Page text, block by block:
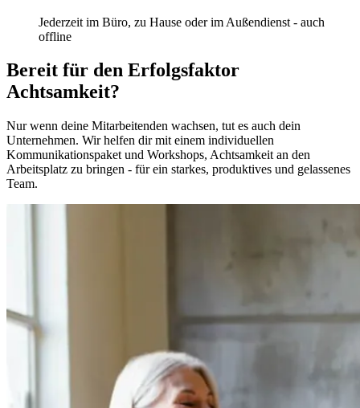
Jederzeit im Büro, zu Hause oder im Außendienst - auch
offline
Bereit für den Erfolgsfaktor
Achtsamkeit?
Nur wenn deine Mitarbeitenden wachsen, tut es auch dein
Unternehmen. Wir helfen dir mit einem individuellen
Kommunikationspaket und Workshops, Achtsamkeit an den
Arbeitsplatz zu bringen - für ein starkes, produktives und gelassenes
Team.